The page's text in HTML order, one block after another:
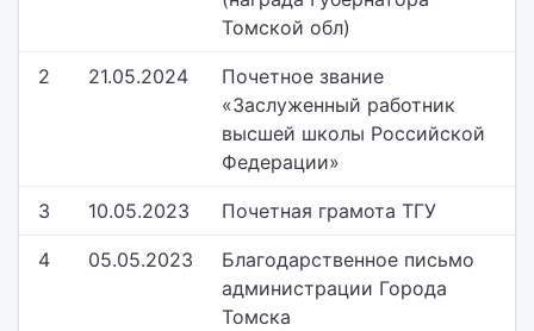
Томской обл)
2 21.05.2024
Почетное звание
«Заслуженный работник
высшей школы Российской
Федерации»
3 10.05.2023 Почетная грамота ТГУ
4 05.05.2023
Благодарственное письмо
администрации Города
Томска